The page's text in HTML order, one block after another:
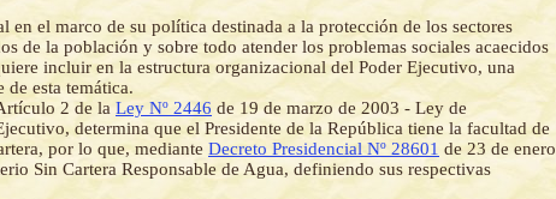
en el marco de su política destinada a la protección de los sectores
de la población y sobre todo atender los problemas sociales acaecidos
incluir en la estructura organizacional del Poder Ejecutivo, una
de esta temática.
2 de la Ley Nº 2446 de 19 de marzo de 2003 - Ley de
determina que el Presidente de la República tiene la facultad de
por lo que, mediante Decreto Presidencial Nº 28601 de 23 de enero
Sin Cartera Responsable de Agua, definiendo sus respectivas